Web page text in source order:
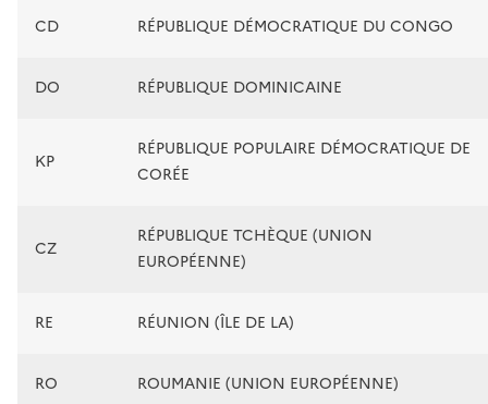
CD RÉPUBLIQUE DÉMOCRATIQUE DU CONGO
DO RÉPUBLIQUE DOMINICAINE
KP
RÉPUBLIQUE POPULAIRE DÉMOCRATIQUE DE
CORÉE
CZ
RÉPUBLIQUE TCHÈQUE (UNION
EUROPÉENNE)
RE RÉUNION (ÎLE DE LA)
RO ROUMANIE (UNION EUROPÉENNE)